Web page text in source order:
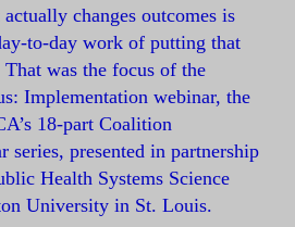
changes outcomes is
to-day work of putting that
was the focus of the
Implementation webinar, the
18-part Coalition
series, presented in partnership
Health Systems Science
University in St. Louis.